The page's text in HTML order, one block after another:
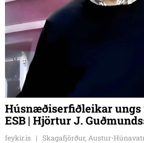
Húsnæðiserfiðleikar
ESB | Hjörtur J.
feykir.is
Skagafjörður, Austur-